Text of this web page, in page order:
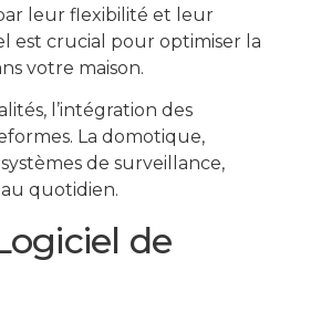
leur flexibilité et leur
est crucial pour optimiser la
votre maison.
l’intégration des
La domotique,
de surveillance,
quotidien.
de